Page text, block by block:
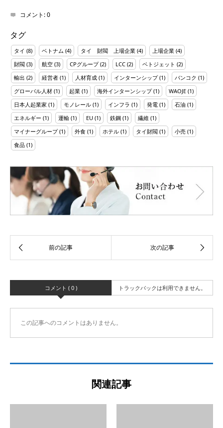
コメント:0
タグ
タイ (8) ベトナム (4) タイ 財閥 上場企業 (4) 上場企業 (4)
財閥 (3) 航空 (3) CPグループ(2) LCC (2) ベトジェット (2)
輸出 (2) 経営者 (1) 人材育成 (1) インターンシップ(1) バンコク (1)
グローバル人材 (1) 起業 (1) 海外インターンシップ(1) WAOJE (1)
日本人起業家 (1) モノレール (1) インフラ (1) 発電 (1) 石油 (1)
エネルギー (1) 運輸 (1) EU (1) 鉄鋼 (1) 繊維 (1)
マイナーグループ(1) 外食 (1) ホテル (1) タイ財閥 (1) 小売 (1)
食品 (1)
コメント ( 0 ) トラックバックは利用できません。
この記事へのコメントはありません。
関連記事